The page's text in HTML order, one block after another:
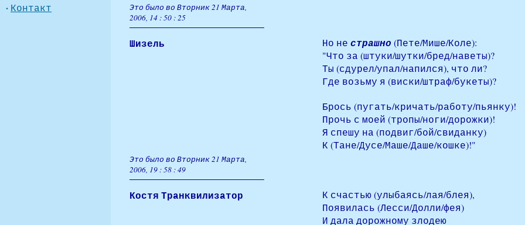
· Контакт
Это было во Вторник 21 Марта,
2006, 14 : 50 : 25
Шизель Но не страшно (Пете/Мише/Коле):
"Что за (штуки/шутки/бред/наветы)?
Ты (сдурел/упал/напился), что ли?
Где возьму я (виски/штраф/букеты)?
Брось (пугать/кричать/работу/пьянку)!
Прочь с моей (тропы/ноги/дорожки)!
Я спешу на (подвиг/бой/свиданку)
К (Тане/Дусе/Маше/Даше/кошке)!"
Это было во Вторник 21 Марта,
2006, 19 : 58 : 49
Костя Транквилизатор
К счастью (улыбаясь/лая/блея),
Появилась (Лесси/Долли/фея)
И дала дорожному злодею